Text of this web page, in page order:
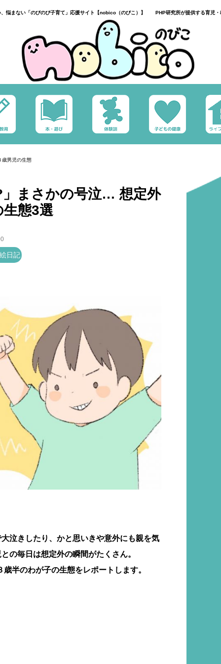
、悩まない「のびのび子育て」応援サイト【nobico（のびこ）】 PHP研究所が提供する育児・
歳男児の生態
まさかの号泣… 想定外
態3選
日記
泣きしたり、かと思いきや意外にも親を気
毎日は想定外の瞬間がたくさん。
半のわが子の生態をレポートします。